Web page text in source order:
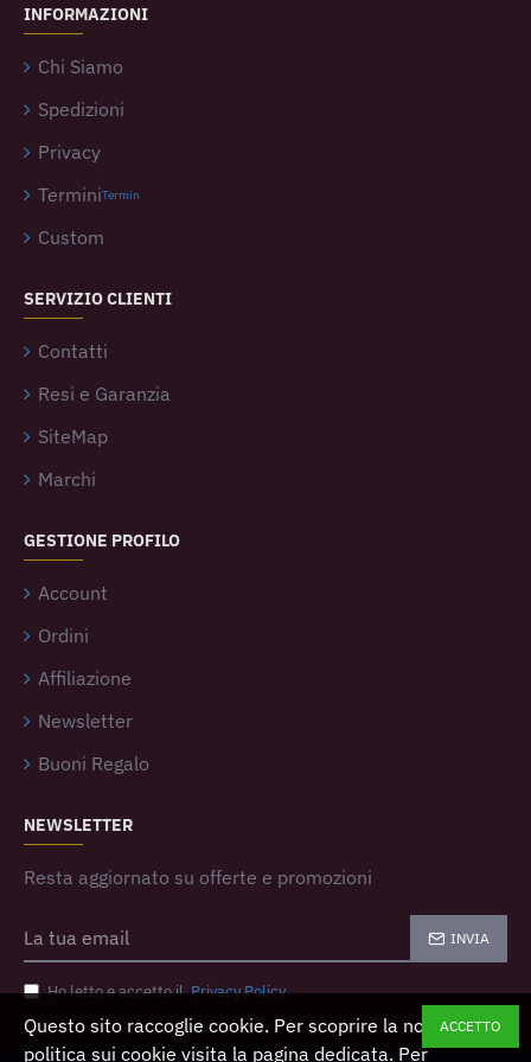
INFORMAZIONI
Chi Siamo
Spedizioni
Privacy
TerminiTermin
Custom
SERVIZIO CLIENTI
Contatti
Resi e Garanzia
SiteMap
Marchi
GESTIONE PROFILO
Account
Ordini
Affiliazione
Newsletter
Buoni Regalo
NEWSLETTER
Resta aggiornato su offerte e promozioni
INVIA
Ho letto e accetto ilPrivacy Policy
ACCETTO
Questo sito raccoglie cookie. Per scoprire la nostra
politica sui cookie visita la pagina dedicata. Per